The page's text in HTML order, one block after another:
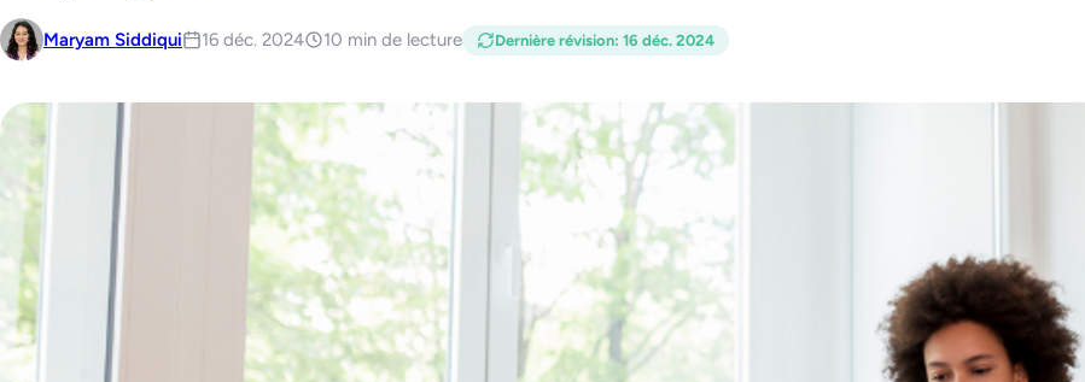
Maryam Siddiqui 16 déc. 2024 10 min de lecture Dernière révision: 16 déc. 2024